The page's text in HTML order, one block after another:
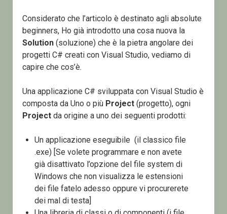
Considerato che l’articolo è destinato agli absolute
beginners, Ho già introdotto una cosa nuova la
Solution(soluzione) che è la pietra angolare dei
progetti C# creati con Visual Studio, vediamo di
capire che cos’è.
Una applicazione C# sviluppata con Visual Studio è
composta da Uno o più Project(progetto), ogni
Projectda origine a uno dei seguenti prodotti:
Un applicazione eseguibile (il classico file
.exe) [Se volete programmare e non avete
già disattivato l’opzione del file system di
Windows che non visualizza le estensioni
dei file fatelo adesso oppure vi procurerete
dei mal di testa]